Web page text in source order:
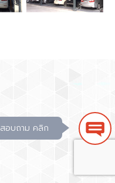
สอบถาม คลิก